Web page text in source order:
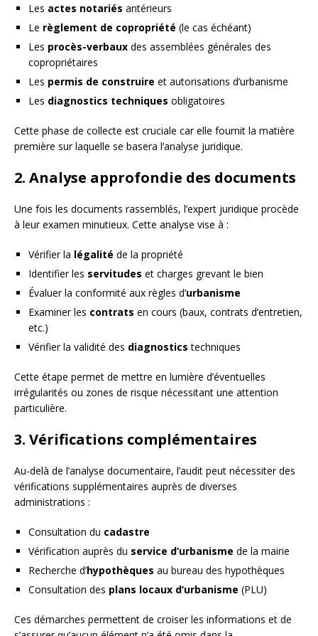
Les actes notariés antérieurs
Le règlement de copropriété (le cas échéant)
Les procès-verbaux des assemblées générales des
copropriétaires
Les permis de construire et autorisations d’urbanisme
Les diagnostics techniques obligatoires
Cette phase de collecte est cruciale car elle fournit la matière
première sur laquelle se basera l’analyse juridique.
2. Analyse approfondie des documents
Une fois les documents rassemblés, l’expert juridique procède
à leur examen minutieux. Cette analyse vise à :
Vérifier la légalité de la propriété
Identifier les servitudes et charges grevant le bien
Évaluer la conformité aux règles d’urbanisme
Examiner les contrats en cours (baux, contrats d’entretien,
etc.)
Vérifier la validité des diagnostics techniques
Cette étape permet de mettre en lumière d’éventuelles
irrégularités ou zones de risque nécessitant une attention
particulière.
3. Vérifications complémentaires
Au-delà de l’analyse documentaire, l’audit peut nécessiter des
vérifications supplémentaires auprès de diverses
administrations :
Consultation du cadastre
Vérification auprès du service d’urbanisme de la mairie
Recherche d’hypothèques au bureau des hypothèques
Consultation des plans locaux d’urbanisme (PLU)
Ces démarches permettent de croiser les informations et de